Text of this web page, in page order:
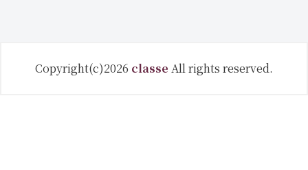
Copyright(c)2026 classe All rights reserved.